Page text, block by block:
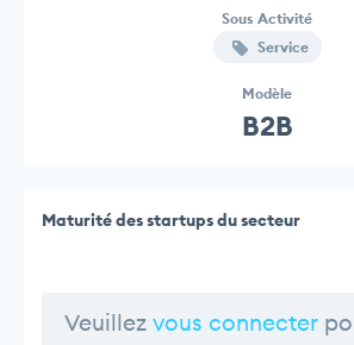
Sous Activité
Service
Modèle
B2B
Maturité des startups du secteur
Veuillez vous connecter